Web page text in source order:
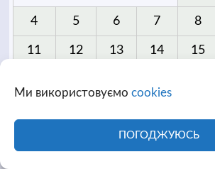
Ми використовуємо cookies
ПОГОДЖУЮСЬ
4 5 6 7 8
11 12 13 14 15